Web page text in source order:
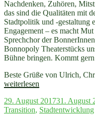
Nachdenken, Zuhören,
das sind die Qualitäten mit
Stadtpolitik und -gestaltung
Engagement – es macht
Sprechchor der
Bonnopoly Theaterstücks
Bühne bringen. Kommt gern
Beste Grüße von Ulrich,
weiterlesen
Veröffentlicht
am
29. August 201731. August
Transition, Stadtentwicklung